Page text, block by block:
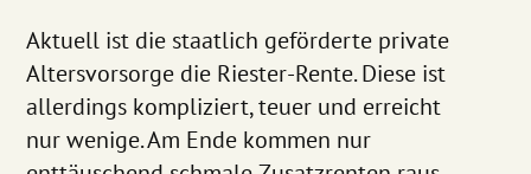
Aktuell ist die staatlich geförderte private
Altersvorsorge die Riester-Rente. Diese ist
allerdings kompliziert, teuer und erreicht
nur wenige. Am Ende kommen nur